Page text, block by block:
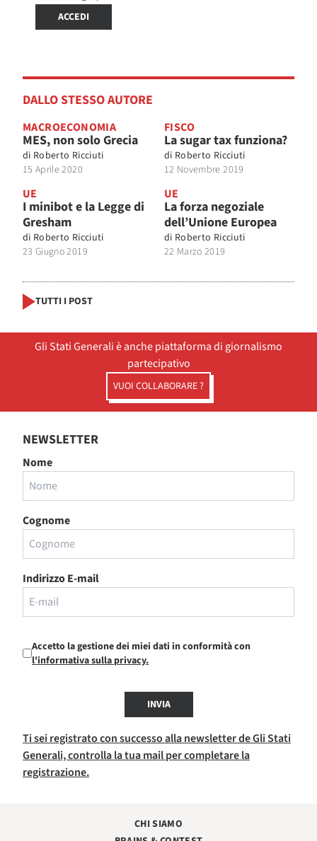
ACCEDI
DALLO STESSO AUTORE
MACROECONOMIA
MES, non solo Grecia
di Roberto Ricciuti
15 Aprile 2020
FISCO
La sugar tax funziona?
di Roberto Ricciuti
12 Novembre 2019
UE
I minibot e la Legge di
Gresham
di Roberto Ricciuti
23 Giugno 2019
UE
La forza negoziale
dell’Unione Europea
di Roberto Ricciuti
22 Marzo 2019
TUTTI I POST
Gli Stati Generali è anche piattaforma di giornalismo
partecipativo
VUOI COLLABORARE ?
NEWSLETTER
Nome
Cognome
Indirizzo E-mail
Accetto la gestione dei miei dati in conformità con
l'informativa sulla privacy.
INVIA
Ti sei registrato con successo alla newsletter de Gli Stati
Generali, controlla la tua mail per completare la
registrazione.
CHI SIAMO